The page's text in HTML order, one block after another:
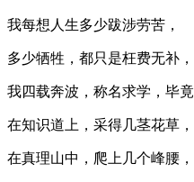
我每想人生多少跋涉劳苦，
多少牺牲，都只是枉费无补，
我四载奔波，称名求学，毕竟
在知识道上，采得几茎花草，
在真理山中，爬上几个峰腰，